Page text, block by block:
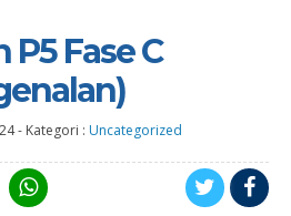
P5 Fase C
- Kategori : Uncategorized